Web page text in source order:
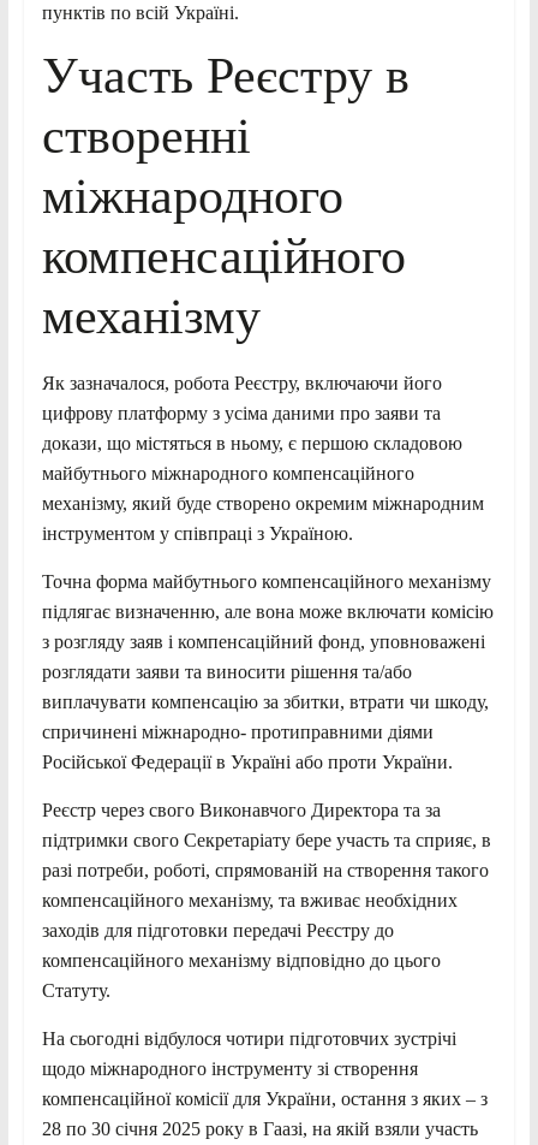
пунктів по всій Україні.
Участь Реєстру в
створенні
міжнародного
компенсаційного
механізму
Як зазначалося, робота Реєстру, включаючи його
цифрову платформу з усіма даними про заяви та
докази, що містяться в ньому, є першою складовою
майбутнього міжнародного компенсаційного
механізму, який буде створено окремим міжнародним
інструментом у співпраці з Україною.
Точна форма майбутнього компенсаційного механізму
підлягає визначенню, але вона може включати комісію
з розгляду заяв і компенсаційний фонд, уповноважені
розглядати заяви та виносити рішення та/або
виплачувати компенсацію за збитки, втрати чи шкоду,
спричинені міжнародно- протиправними діями
Російської Федерації в Україні або проти України.
Реєстр через свого Виконавчого Директора та за
підтримки свого Секретаріату бере участь та сприяє, в
разі потреби, роботі, спрямованій на створення такого
компенсаційного механізму, та вживає необхідних
заходів для підготовки передачі Реєстру до
компенсаційного механізму відповідно до цього
Статуту.
На сьогодні відбулося чотири підготовчих зустрічі
щодо міжнародного інструменту зі створення
компенсаційної комісії для України, остання з яких – з
28 по 30 січня 2025 року в Гаазі, на якій взяли участь